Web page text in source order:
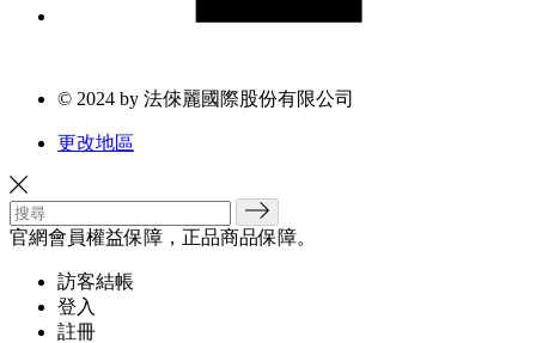
© 2024 by 法倈麗國際股份有限公司
更改地區
官網會員權益保障，正品商品保障。
訪客結帳
登入
註冊